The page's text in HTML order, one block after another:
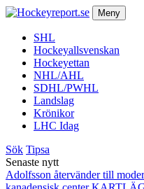
Meny
SHL
Hockeyallsvenskan
Hockeyettan
NHL/AHL
SDHL/PWHL
Landslag
Krönikor
LHC Idag
Sök Tipsa
Senaste nytt
Adolfsson återvänder till